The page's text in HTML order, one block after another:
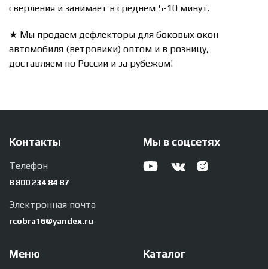
сверления и занимает в среднем 5-10 минут.
★ Мы продаем дефлекторы для боковых окон
автомобиля (ветровики) оптом и в розницу,
доставляем по России и за рубежом!
Контакты
Телефон
8 800 234 84 87
Электронная почта
rcobra16@yandex.ru
Мы в соцсетях
Меню Каталог